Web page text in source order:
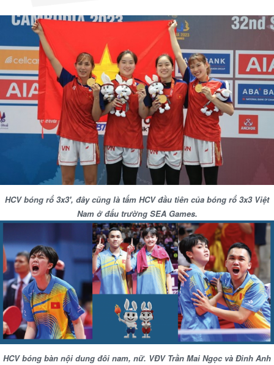
HCV bóng rổ 3x3', đây cũng là tấm HCV đầu tiên của bóng rổ 3x3 Việt
Nam ở đấu trường SEA Games.
HCV bóng bàn nội dung đôi nam, nữ. VĐV Trần Mai Ngọc và Đinh Anh